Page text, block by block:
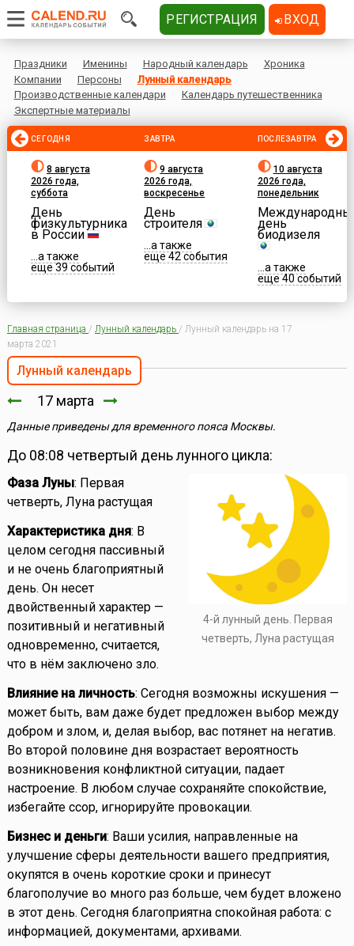
Праздники Именины Народный календарь
Хроника
Компании
Персоны
Лунный календарь
Производственные календари
Календарь путешественника
Экспертные материалы
СЕГОДНЯ
8 августа
2026 года,
суббота
День
физкультурника
в России
...а также
еще 39 событий
ЗАВТРА
9 августа
2026 года,
воскресенье
День
строителя
...а также
еще 42 события
ПОСЛЕЗАВТРА
10 августа
2026 года,
понедельник
день
биодизеля
...а также
еще 40 событий
Главная страница / Лунный календарь / Лунный календарь на 17
марта 2021
Лунный календарь
17 марта
Данные приведены для временного пояса Москвы.
До 08:08 четвертый день лунного цикла:
4-й лунный день. Первая
четверть, Луна растущая
Фаза Луны: Первая
четверть, Луна растущая
Характеристика дня: В
целом сегодня пассивный
и не очень благоприятный
день. Он несет
двойственный характер —
позитивный и негативный
одновременно, считается,
что в нём заключено зло.
Влияние на личность: Сегодня возможны искушения —
может быть, вам даже будет предложен выбор между
добром и злом, и, делая выбор, вас потянет на негатив.
Во второй половине дня возрастает вероятность
возникновения конфликтной ситуации, падает
настроение. В любом случае сохраняйте спокойствие,
избегайте ссор, игнорируйте провокации.
Бизнес и деньги: Ваши усилия, направленные на
улучшение сферы деятельности вашего предприятия,
окупятся в очень короткие сроки и принесут
благополучие во много раз больше, чем будет вложено
в этот день. Сегодня благоприятна спокойная работа: с
информацией, документами, архивами.
РЕГИСТРАЦИЯ ВХОД